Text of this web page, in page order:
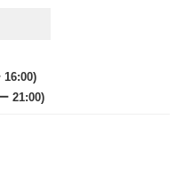
16:00)
21:00)